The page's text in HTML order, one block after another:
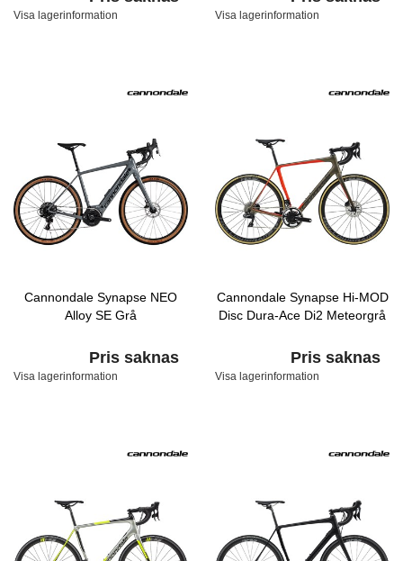
Visa lagerinformation Visa lagerinformation
Cannondale Synapse NEO
Alloy SE Grå
Pris saknas
Visa lagerinformation
Cannondale Synapse Hi-MOD
Disc Dura-Ace Di2 Meteorgrå
Pris saknas
Visa lagerinformation